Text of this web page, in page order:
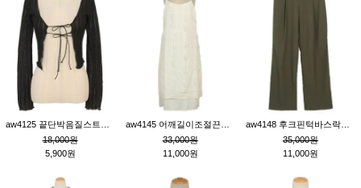
18,000원
5,900원
33,000원
11,000원
35,000원
11,000원